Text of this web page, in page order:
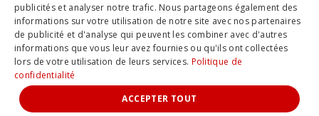
Ce site web utilise des cookies pour améliorer votre
expérience de navigation. Données personnelles
REFUSER ACCEPTER
Sous-total : 0,00
Voir Le Panier Commander
PREMIO Voyages |Création du site internet par
Agence Fluence
Licence N°IM 006100033
publicités et analyser notre trafic. Nous partageons également des
informations sur votre utilisation de notre site avec nos partenaires
de publicité et d'analyse qui peuvent les combiner avec d'autres
informations que vous leur avez fournies ou qu'ils ont collectées
lors de votre utilisation de leurs services. Politique de
confidentialité
ACCEPTER TOUT